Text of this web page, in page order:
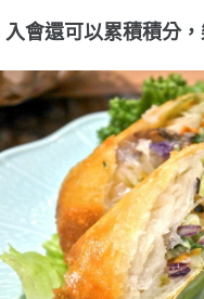
入會還可以累積積分